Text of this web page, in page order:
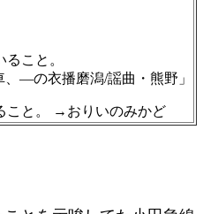
こと。
、―の衣播磨潟/謡曲・熊野」
こと。 →おりいのみかど